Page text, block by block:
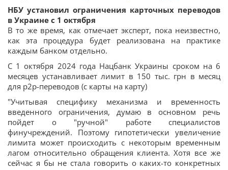
НБУ установил ограничения карточных переводов
в Украине с 1 октября
В то же время, как отмечает эксперт, пока неизвестно,
как эта процедура будет реализована на практике
каждым банком отдельно.
С 1 октября 2024 года Нацбанк Украины сроком на 6
месяцев устанавливает лимит в 150 тыс. грн в месяц
для p2p-переводов (с карты на карту)
"Учитывая специфику механизма и временность
введенного ограничения, думаю в основном речь
пойдет о "ручной" работе специалистов
финучреждений. Поэтому гипотетически увеличение
лимита может происходить с некоторым временным
лагом относительно обращения клиента. Хотя все же
сейчас я бы не стала говорить о каких-то конкретных